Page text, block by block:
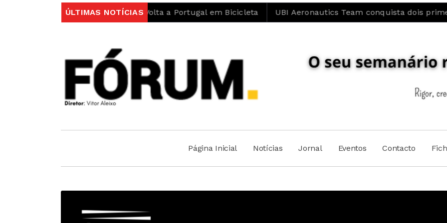
ÚLTIMAS NOTÍCIAS
reforça protagonismo na Volta a Portugal em Bicicleta UBI Aeronautics Team conquista dois primeiros
Página Inicial Notícias Jornal Eventos Contacto